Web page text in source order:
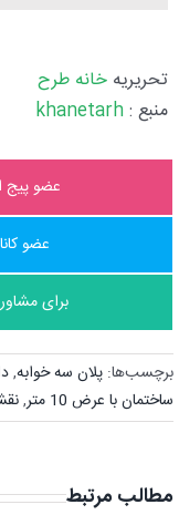
تحریریه خانه طرح
منبع :
عضو پیج
عضو
برای
برچسب‌ها: پلان سه خوابه,
ساختمان با عرض 10 متر
,
مطالب مرتبط